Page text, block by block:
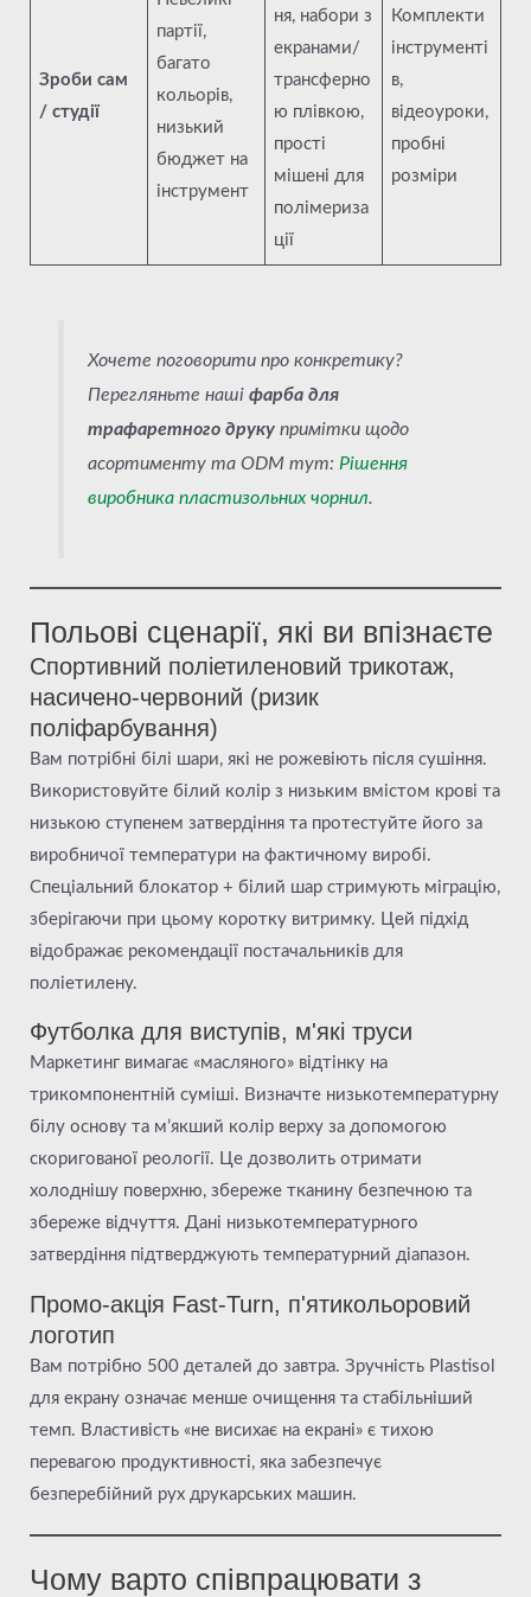
Зроби сам
/ студії
партії,
багато
кольорів,
низький
бюджет на
інструмент
ня, набори з
екранами/
трансферно
ю плівкою,
прості
мішені для
полімериза
ції
Комплекти
інструменті
в,
відеоуроки,
пробні
розміри
Хочете поговорити про конкретику?
Перегляньте нашіфарба для
трафаретного друку примітки щодо
асортименту та ODM тут: Рішення
виробника пластизольних чорнил.
Польові сценарії, які ви впізнаєте
Спортивний поліетиленовий трикотаж,
насичено-червоний (ризик
поліфарбування)
Вам потрібні білі шари, які не рожевіють після сушіння.
Використовуйте білий колір з низьким вмістом крові та
низькою ступенем затвердіння та протестуйте його за
виробничої температури на фактичному виробі.
Спеціальний блокатор + білий шар стримують міграцію,
зберігаючи при цьому коротку витримку. Цей підхід
відображає рекомендації постачальників для
поліетилену.
Футболка для виступів, м'які труси
Маркетинг вимагає «масляного» відтінку на
трикомпонентній суміші. Визначте низькотемпературну
білу основу та м’якший колір верху за допомогою
скоригованої реології. Це дозволить отримати
холоднішу поверхню, збереже тканину безпечною та
збереже відчуття. Дані низькотемпературного
затвердіння підтверджують температурний діапазон.
Промо-акція Fast-Turn, п'ятикольоровий
логотип
Вам потрібно 500 деталей до завтра. Зручність Plastisol
для екрану означає менше очищення та стабільніший
темп. Властивість «не висихає на екрані» є тихою
перевагою продуктивності, яка забезпечує
безперебійний рух друкарських машин.
Чому варто співпрацювати з